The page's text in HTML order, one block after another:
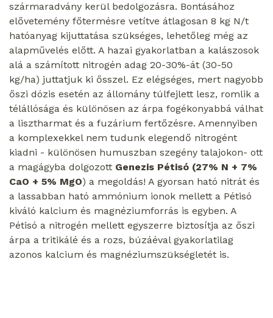
szármaradvány kerül bedolgozásra. Bontásához
elővetemény főtermésre vetítve átlagosan 8 kg N/t
hatóanyag kijuttatása szükséges, lehetőleg még az
alapművelés előtt. A hazai gyakorlatban a kalászosok
alá a számított nitrogén adag 20-30%-át (30-50
kg/ha) juttatjuk ki ősszel. Ez elégséges, mert nagyobb
őszi dózis esetén az állomány túlfejlett lesz, romlik a
télállósága és különösen az árpa fogékonyabbá válhat
a lisztharmat és a fuzárium fertőzésre. Amennyiben
a komplexekkel nem tudunk elegendő nitrogént
kiadni - különösen humuszban szegény talajokon- ott
a magágyba dolgozott Genezis Pétisó (27% N + 7%
CaO + 5% MgO) a megoldás! A gyorsan ható nitrát és
a lassabban ható ammónium ionok mellett a Pétisó
kiváló kalcium és magnéziumforrás is egyben. A
Pétisó a nitrogén mellett egyszerre biztosítja az őszi
árpa a tritikálé és a rozs, búzáéval gyakorlatilag
azonos kalcium és magnéziumszükségletét is.